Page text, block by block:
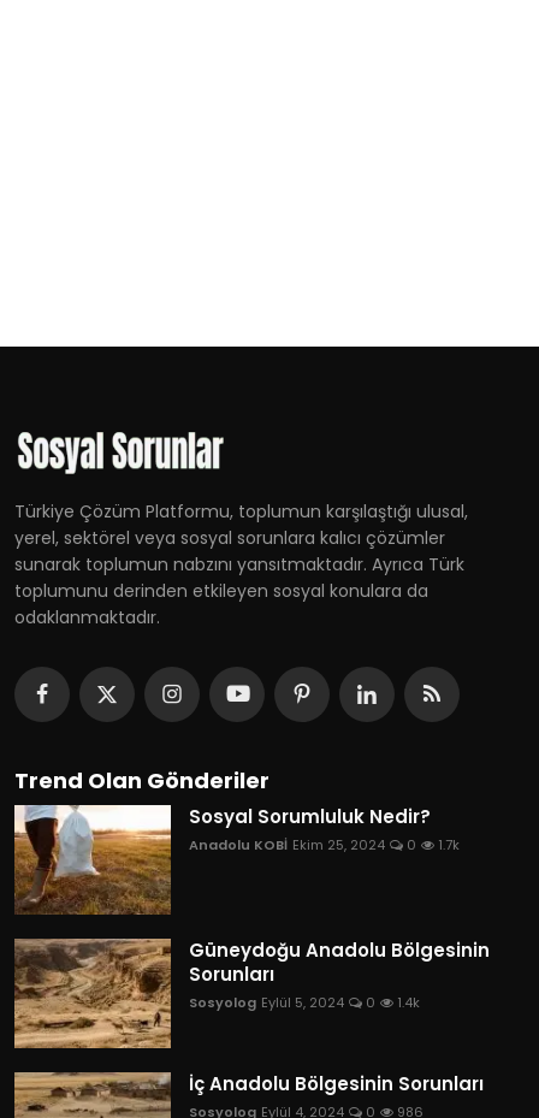
Türkiye Çözüm Platformu, toplumun karşılaştığı ulusal,
yerel, sektörel veya sosyal sorunlara kalıcı çözümler
sunarak toplumun nabzını yansıtmaktadır. Ayrıca Türk
toplumunu derinden etkileyen sosyal konulara da
odaklanmaktadır.
Trend Olan Gönderiler
Sosyal Sorumluluk Nedir?
Anadolu KOBİ Ekim 25, 2024 0 1.7k
Güneydoğu Anadolu Bölgesinin
Sorunları
Sosyolog Eylül 5, 2024 0 1.4k
İç Anadolu Bölgesinin Sorunları
Sosyolog Eylül 4, 2024 0 986